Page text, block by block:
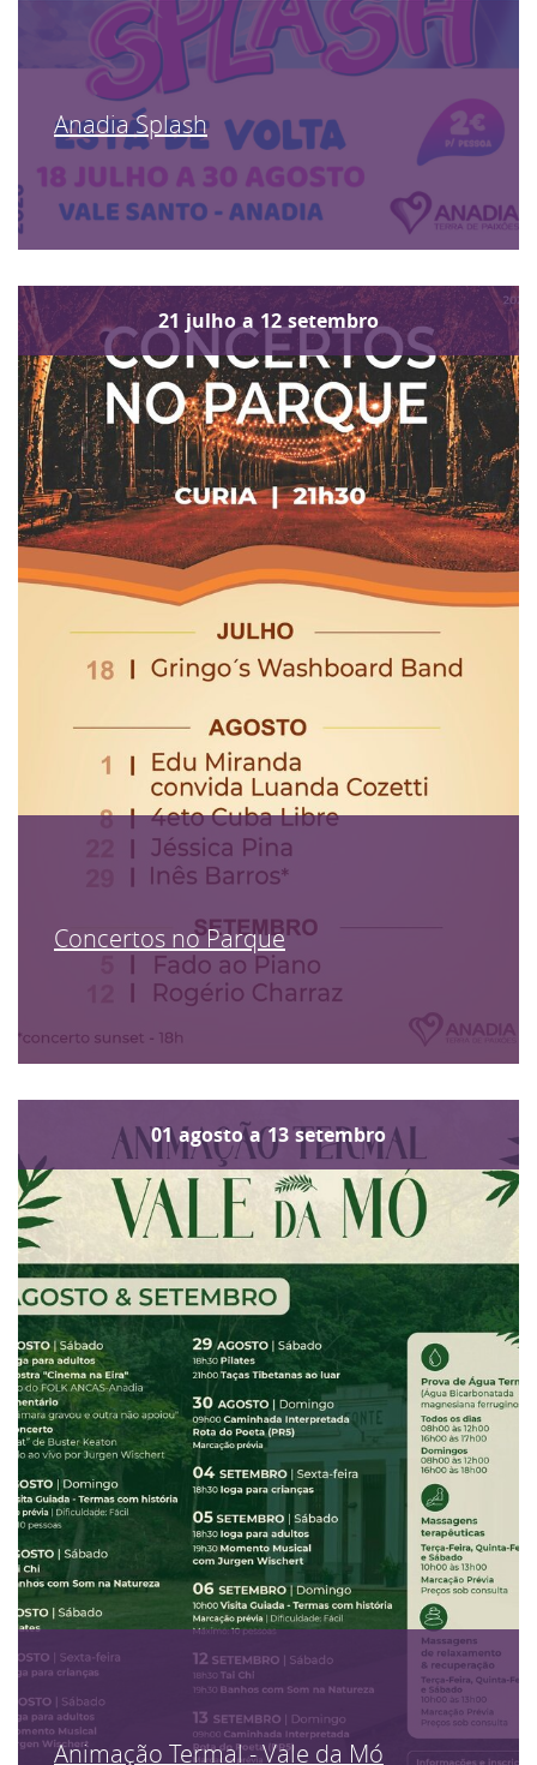
Anadia Splash
21 julho a 12 setembro
Concertos no Parque
01 agosto a 13 setembro
Animação Termal - Vale da Mó